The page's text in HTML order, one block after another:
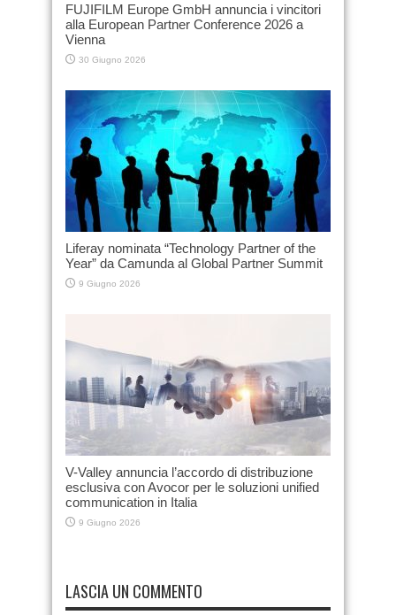
FUJIFILM Europe GmbH annuncia i vincitori
alla European Partner Conference 2026 a
Vienna
30 Giugno 2026
Liferay nominata “Technology Partner of the
Year” da Camunda al Global Partner Summit
9 Giugno 2026
V-Valley annuncia l’accordo di distribuzione
esclusiva con Avocor per le soluzioni unified
communication in Italia
9 Giugno 2026
LASCIA UN COMMENTO